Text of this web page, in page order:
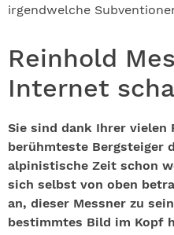
irgendwelche
Reinhold
Internet
Sie sind dank Ihrer vielen
berühmteste Bergsteiger
alpinistische Zeit schon
sich selbst von oben
an, dieser Messner zu
bestimmtes Bild im Kopf